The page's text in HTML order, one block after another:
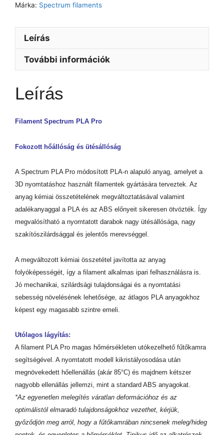
Márka: Spectrum filaments
Leírás
További információk
Leírás
Filament Spectrum PLA Pro
Fokozott hőállóság és ütésállóság
A Spectrum PLA Pro módosított PLA-n alapuló anyag, amelyet a
3D nyomtatáshoz használt filamentek gyártására terveztek. Az
anyag kémiai összetételének megváltoztatásával valamint
adalékanyaggal a PLA és az ABS előnyeit sikeresen ötvözték. Így
megvalósítható a nyomtatott darabok nagy ütésállósága, nagy
szakítószilárdsággal és jelentős merevséggel.
A megváltozott kémiai összetétel javította az anyag
folyóképességét, így a filament alkalmas ipari felhasználásra is.
Jó mechanikai, szilárdsági tulajdonságai és a nyomtatási
sebesség növelésének lehetősége, az átlagos PLA anyagokhoz
képest egy magasabb szintre emeli.
Utólagos lágyítás:
A filament PLA Pro magas hőmérsékleten utókezelhető fűtőkamra
segítségével. A nyomtatott modell kikristályosodása után
megnövekedett hőellenállás (akár 85°C) és majdnem kétszer
nagyobb ellenállás jellemzi, mint a standard ABS anyagokat.
*Az egyenetlen melegítés váratlan deformációhoz és az
optimálistól elmaradó tulajdonságokhoz vezethet, kérjük,
győződjön meg arról, hogy a fűtőkamrában nincsenek meleg/hideg